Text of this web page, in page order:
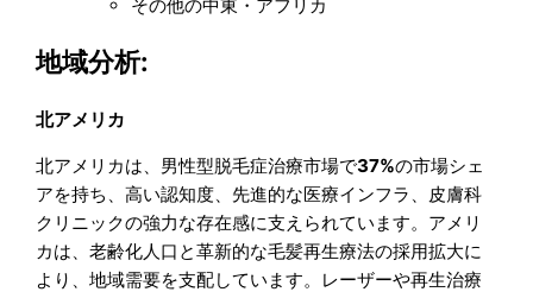
その他の中東・アフリカ
地域分析:
北アメリカ
北アメリカは、男性型脱毛症治療市場で37%の市場シェ
アを持ち、高い認知度、先進的な医療インフラ、皮膚科
クリニックの強力な存在感に支えられています。アメリ
カは、老齢化人口と革新的な毛髪再生療法の採用拡大に
より、地域需要を支配しています。レーザーや再生治療